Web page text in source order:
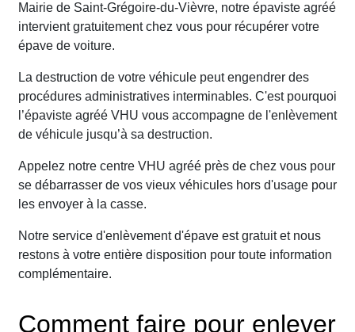
Mairie de Saint-Grégoire-du-Vièvre, notre épaviste agréé
intervient gratuitement chez vous pour récupérer votre
épave de voiture.
La destruction de votre véhicule peut engendrer des
procédures administratives interminables. C'est pourquoi
l’épaviste agréé VHU vous accompagne de l'enlèvement
de véhicule jusqu’à sa destruction.
Appelez notre centre VHU agréé près de chez vous pour
se débarrasser de vos vieux véhicules hors d'usage pour
les envoyer à la casse.
Notre service d'enlèvement d'épave est gratuit et nous
restons à votre entière disposition pour toute information
complémentaire.
Comment faire pour enlever